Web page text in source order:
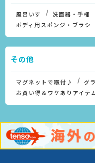
風呂いす 洗面器・手桶
ボディ用スポンジ・ブラシ
その他
マグネットで取付♪
グ
お買い得＆ワケありアイテ